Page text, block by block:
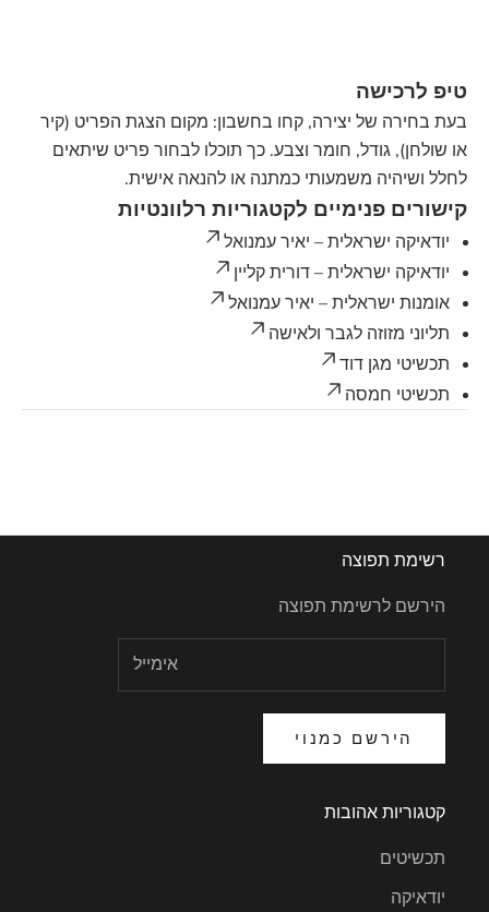
טיפ לרכישה
בעת בחירה של יצירה, קחו בחשבון: מקום הצגת הפריט (קיר
או שולחן), גודל, חומר וצבע. כך תוכלו לבחור פריט שיתאים
לחלל ושיהיה משמעותי כמתנה או להנאה אישית.
קישורים פנימיים לקטגוריות רלוונטיות
יודאיקה ישראלית – יאיר עמנואל
יודאיקה ישראלית – דורית קליין
אומנות ישראלית – יאיר עמנואל
תליוני מזוזה לגבר ולאישה
תכשיטי מגן דוד
תכשיטי חמסה
רשימת תפוצה
הירשם לרשימת תפוצה
הירשם כמנוי
קטגוריות אהובות
תכשיטים
יודאיקה